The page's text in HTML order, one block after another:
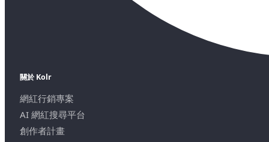
關於 Kolr
網紅行銷專案
AI 網紅搜尋平台
創作者計畫